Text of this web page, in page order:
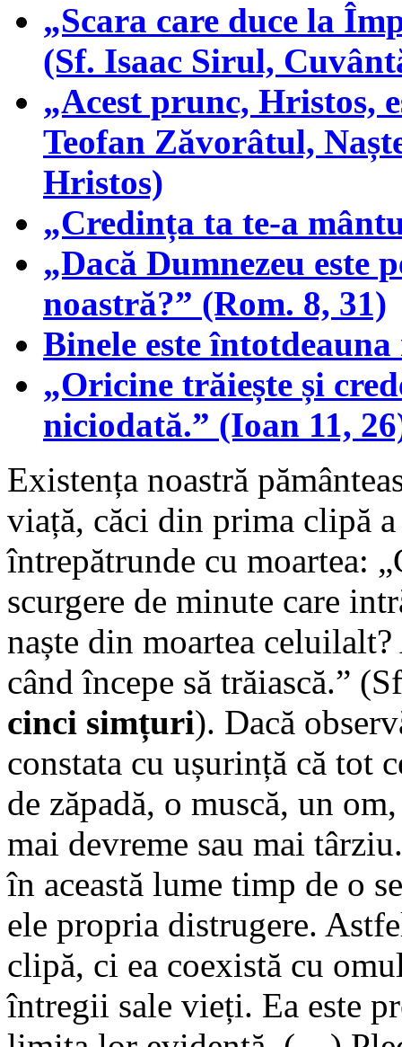
„Scara care duce la
(Sf. Isaac Sirul,
„Acest prunc, Hristos,
Teofan Zăvorâtul,
Hristos)
„Credința ta te-a
„Dacă Dumnezeu
noastră?” (Rom. 8, 31)
Binele este
„Oricine trăiește și
niciodată.” (Ioan 11,
Existența noastră
viață, căci din prima clipă
întrepătrunde cu moartea:
scurgere de minute care
naște din moartea
când începe să trăiască.”
cinci simțuri). Dacă
constata cu ușurință că tot
de zăpadă, o muscă, un
mai devreme sau mai
în această lume timp de o
ele propria distrugere.
clipă, ci ea coexistă cu
întregii sale vieți. Ea este